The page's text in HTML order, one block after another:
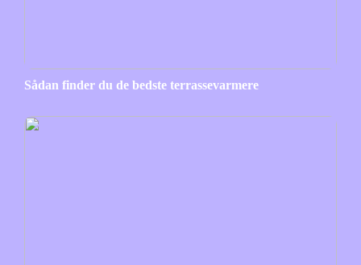
Sådan finder du de bedste terrassevarmere